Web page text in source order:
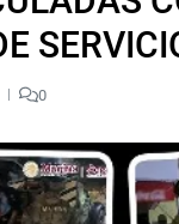
0